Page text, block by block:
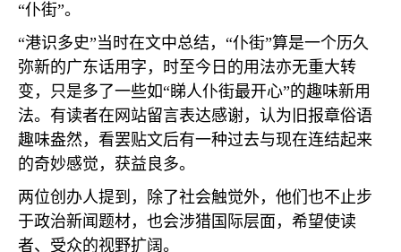
“仆街”。
“港识多史”当时在文中总结，“仆街”算是一个历久
弥新的广东话用字，时至今日的用法亦无重大转
变，只是多了一些如“睇人仆街最开心”的趣味新用
法。有读者在网站留言表达感谢，认为旧报章俗语
趣味盎然，看罢贴文后有一种过去与现在连结起来
的奇妙感觉，获益良多。
两位创办人提到，除了社会触觉外，他们也不止步
于政治新闻题材，也会涉猎国际层面，希望使读
者、受众的视野扩阔。